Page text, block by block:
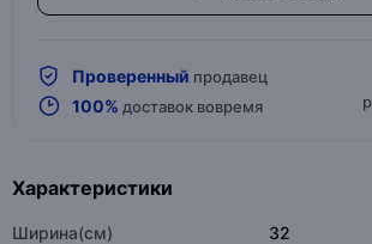
Проверенный продавец
100% доставок вовремя
Характеристики
Ширина(см) 32